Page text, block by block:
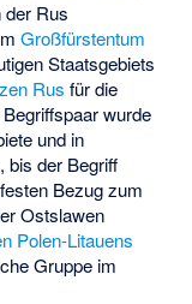
der Rus
Großfürstentum
Staatsgebiets
Rus für die
wurde
und in
bis der Begriff
Bezug zum
Ostslawen
Polen-Litauens
Gruppe im